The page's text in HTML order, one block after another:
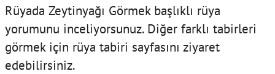
Rüyada Zeytinyağı Görmek başlıklı rüya
yorumunu inceliyorsunuz. Diğer farklı tabirleri
görmek için rüya tabiri sayfasını ziyaret
edebilirsiniz.